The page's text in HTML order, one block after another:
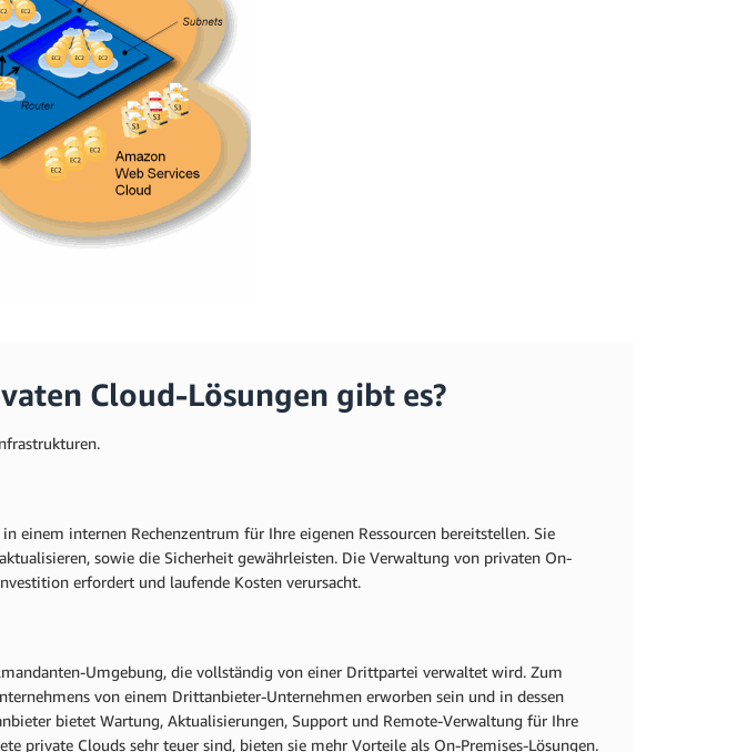
Cloud-Lösungen gibt es?
einem internen Rechenzentrum für Ihre eigenen Ressourcen bereitstellen. Sie
sowie die Sicherheit gewährleisten. Die Verwaltung von privaten On-
erfordert und laufende Kosten verursacht.
Umgebung, die vollständig von einer Drittpartei verwaltet wird. Zum
von einem Drittanbieter-Unternehmen erworben sein und in dessen
bietet Wartung, Aktualisierungen, Support und Remote-Verwaltung für Ihre
private Clouds sehr teuer sind, bieten sie mehr Vorteile als On-Premises-Lösungen.